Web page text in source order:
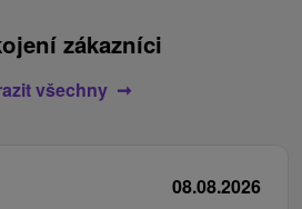
zákazníci
všechny
08.08.2026